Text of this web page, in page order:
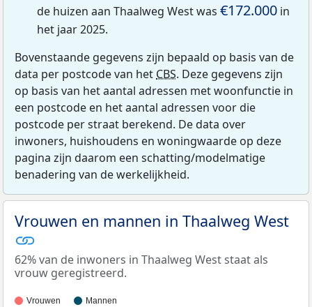
de huizen aan Thaalweg West was €172.000 in
het jaar 2025.
Bovenstaande gegevens zijn bepaald op basis van de
data per postcode van het CBS. Deze gegevens zijn
op basis van het aantal adressen met woonfunctie in
een postcode en het aantal adressen voor die
postcode per straat berekend. De data over
inwoners, huishoudens en woningwaarde op deze
pagina zijn daarom een schatting/modelmatige
benadering van de werkelijkheid.
Vrouwen en mannen in Thaalweg West
62% van de inwoners in Thaalweg West staat als
vrouw geregistreerd.
Vrouwen Mannen